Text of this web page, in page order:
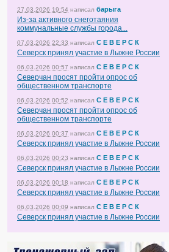
27.03.2026 19:54 написал барыга
Из-за активного снеготаяния
коммунальные службы города...
07.03.2026 22:33 написал С Е В Е Р С К
Северск принял участие в Лыжне России
06.03.2026 00:57 написал С Е В Е Р С К
Северчан просят пройти опрос об
общественном транспорте
06.03.2026 00:52 написал С Е В Е Р С К
Северчан просят пройти опрос об
общественном транспорте
06.03.2026 00:37 написал С Е В Е Р С К
Северск принял участие в Лыжне России
06.03.2026 00:23 написал С Е В Е Р С К
Северск принял участие в Лыжне России
06.03.2026 00:18 написал С Е В Е Р С К
Северск принял участие в Лыжне России
06.03.2026 00:09 написал С Е В Е Р С К
Северск принял участие в Лыжне России